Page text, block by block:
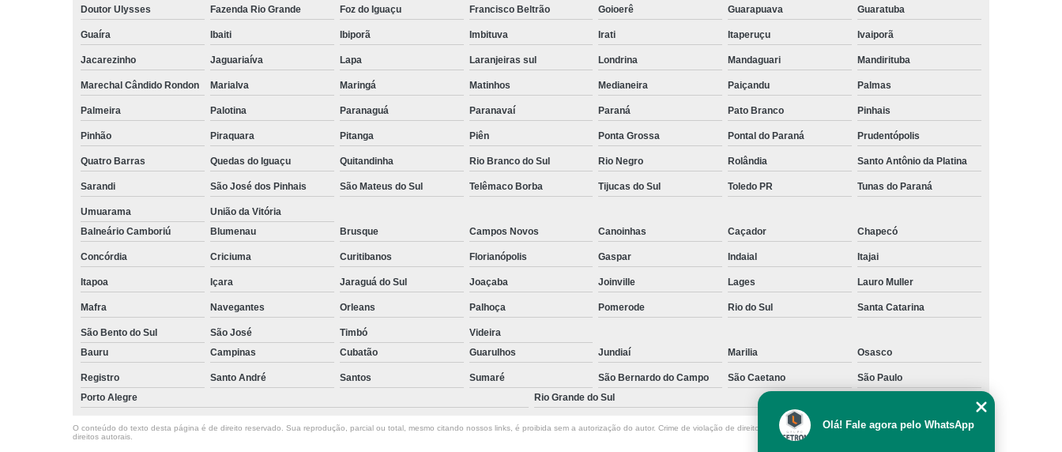
Doutor Ulysses Fazenda Rio Grande Foz do Iguaçu Francisco Beltrão Goioerê Guarapuava Guaratuba
Guaíra Ibaiti Ibiporã Imbituva Irati Itaperuçu Ivaiporã
Jacarezinho Jaguariaíva Lapa Laranjeiras sul Londrina Mandaguari Mandirituba
Marechal Cândido Rondon Marialva Maringá Matinhos Medianeira Paiçandu Palmas
Palmeira Palotina Paranaguá Paranavaí Paraná Pato Branco Pinhais
Pinhão Piraquara Pitanga Piên Ponta Grossa Pontal do Paraná Prudentópolis
Quatro Barras Quedas do Iguaçu Quitandinha Rio Branco do Sul Rio Negro Rolândia Santo Antônio da Platina
Sarandi São José dos Pinhais São Mateus do Sul Telêmaco Borba Tijucas do Sul Toledo PR Tunas do Paraná
Umuarama
União da Vitória
Balneário Camboriú
Blumenau Brusque Campos Novos Canoinhas Caçador Chapecó
Concórdia Criciuma Curitibanos Florianópolis Gaspar Indaial Itajai
Itapoa Içara Jaraguá do Sul Joaçaba Joinville Lages Lauro Muller
Mafra Navegantes Orleans Palhoça Pomerode Rio do Sul Santa Catarina
São Bento do Sul São José Timbó
Videira
Bauru
Campinas Cubatão Guarulhos Jundiaí Marilia Osasco
Registro Santo André Santos Sumaré São Bernardo do Campo São Caetano
São Paulo
Porto Alegre
Rio Grande do Sul
O conteúdo do texto desta página é de direito reservado. Sua reprodução, parcial ou total, mesmo citando nossos links, é proibida sem a autorização do autor. Crime de violação de direito autoral – artigo 184 do Código Penal –Lei 9610/98 - Lei de
direitos autorais
Olá! Fale agora pelo WhatsApp